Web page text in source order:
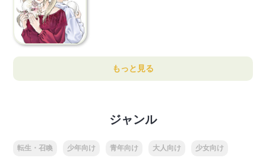
もっと見る
ジャンル
転生・召喚 少年向け 青年向け 大人向け 少女向け